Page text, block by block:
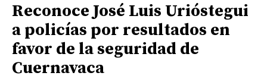
Reconoce José Luis Urióstegui
a policías por resultados en
favor de la seguridad de
Cuernavaca